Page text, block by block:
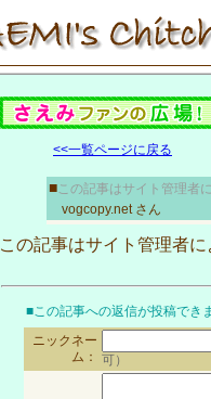
<<一覧ページに戻る
■この記事はサイト管理者
vogcopy.net さん
この記事はサイト管理者
■この記事への返信が投稿でき
ニックネー
ム：
可）